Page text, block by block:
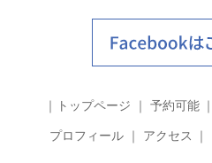
トップページ 予約可能
プロフィール アクセス